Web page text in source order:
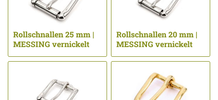
Rollschnallen 25 mm |
MESSING vernickelt
Rollschnallen 20 mm |
MESSING vernickelt